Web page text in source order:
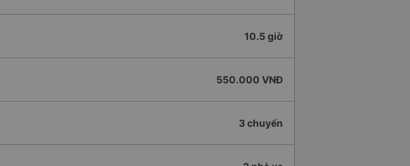
10.5 giờ
550.000 VNĐ
3 chuyến